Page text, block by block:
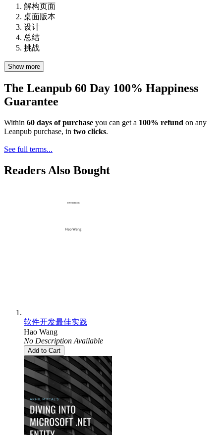
解构页面
桌面版本
设计
总结
挑战
Show more
The Leanpub 60 Day 100% Happiness
Guarantee
Within 60 days of purchase you can get a 100% refund on any
Leanpub purchase, in two clicks.
See full terms...
Readers Also Bought
软件开发最佳实践
Hao Wang
No Description Available
Add to Cart